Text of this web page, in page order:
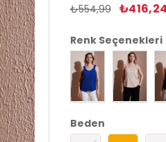
₺554,99 ₺416,24
Renk Seçenekleri
Beden